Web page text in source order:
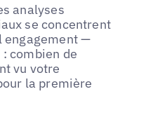
analyses
se concentrent
engagement —
combien de
vu votre
la première